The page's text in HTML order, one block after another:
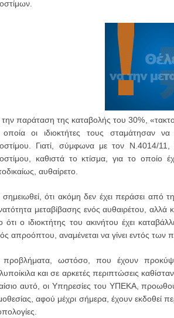
παράταση της καταβολής του 30%,
οι ιδιοκτήτες τους σταμάτησαν
Γιατί, σύμφωνα με τον Ν.4014/
καθιστά το κτίσμα, για το οποίο
αυθαίρετο.
ότι ακόμη δεν έχει περάσει από
μεταβίβασης ενός αυθαιρέτου,
ότι ο ιδιοκτήτης του ακινήτου έχει
απροόπτου, αναμένεται να γίνει εντός των
ωστόσο, που έχουν
και σε αρκετές περιπτώσεις
αυτό, οι Υπηρεσίες του ΥΠΕΚΑ,
αφού μέχρι σήμερα, έχουν εκδοθεί